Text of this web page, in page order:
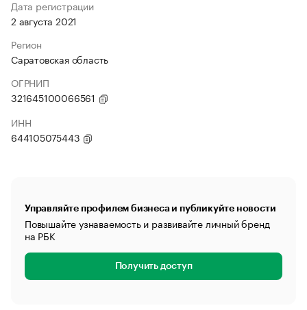
Дата регистрации
2 августа 2021
Регион
Саратовская область
ОГРНИП
321645100066561
ИНН
644105075443
Управляйте профилем бизнеса и публикуйте новости
Повышайте узнаваемость и развивайте личный бренд
на РБК
Получить доступ